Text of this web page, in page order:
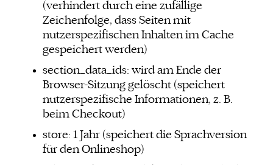
(verhindert durch eine zufällige
Zeichenfolge, dass Seiten mit
nutzerspezifischen Inhalten im Cache
gespeichert werden)
section_data_ids: wird am Ende der
Browser-Sitzung gelöscht (speichert
nutzerspezifische Informationen, z. B.
beim Checkout)
store: 1 Jahr (speichert die Sprachversion
für den Onlineshop)